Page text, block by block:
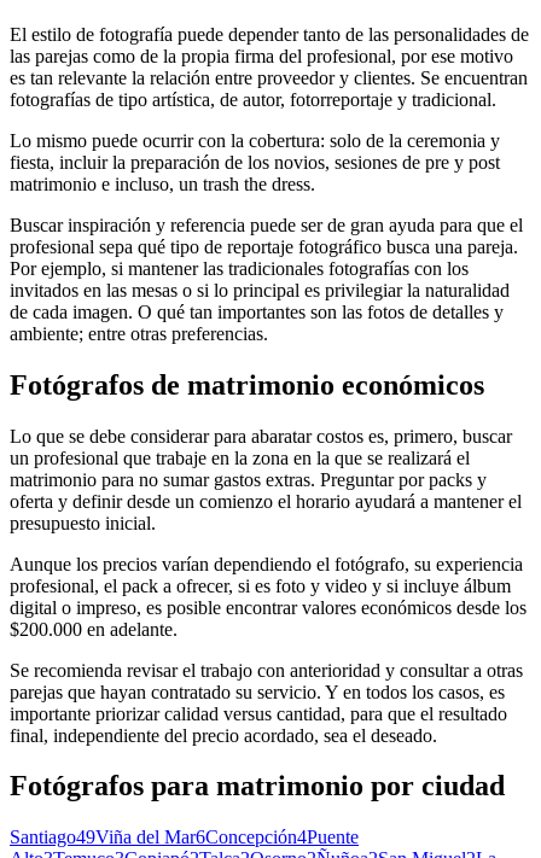
El estilo de fotografía puede depender tanto de las personalidades de
las parejas como de la propia firma del profesional, por ese motivo
es tan relevante la relación entre proveedor y clientes. Se encuentran
fotografías de tipo artística, de autor, fotorreportaje y tradicional.
Lo mismo puede ocurrir con la cobertura: solo de la ceremonia y
fiesta, incluir la preparación de los novios, sesiones de pre y post
matrimonio e incluso, un trash the dress.
Buscar inspiración y referencia puede ser de gran ayuda para que el
profesional sepa qué tipo de reportaje fotográfico busca una pareja.
Por ejemplo, si mantener las tradicionales fotografías con los
invitados en las mesas o si lo principal es privilegiar la naturalidad
de cada imagen. O qué tan importantes son las fotos de detalles y
ambiente; entre otras preferencias.
Fotógrafos de matrimonio económicos
Lo que se debe considerar para abaratar costos es, primero, buscar
un profesional que trabaje en la zona en la que se realizará el
matrimonio para no sumar gastos extras. Preguntar por packs y
oferta y definir desde un comienzo el horario ayudará a mantener el
presupuesto inicial.
Aunque los precios varían dependiendo el fotógrafo, su experiencia
profesional, el pack a ofrecer, si es foto y video y si incluye álbum
digital o impreso, es posible encontrar valores económicos desde los
$200.000 en adelante.
Se recomienda revisar el trabajo con anterioridad y consultar a otras
parejas que hayan contratado su servicio. Y en todos los casos, es
importante priorizar calidad versus cantidad, para que el resultado
final, independiente del precio acordado, sea el deseado.
Fotógrafos para matrimonio por ciudad
Santiago49Viña del Mar6Concepción4Puente